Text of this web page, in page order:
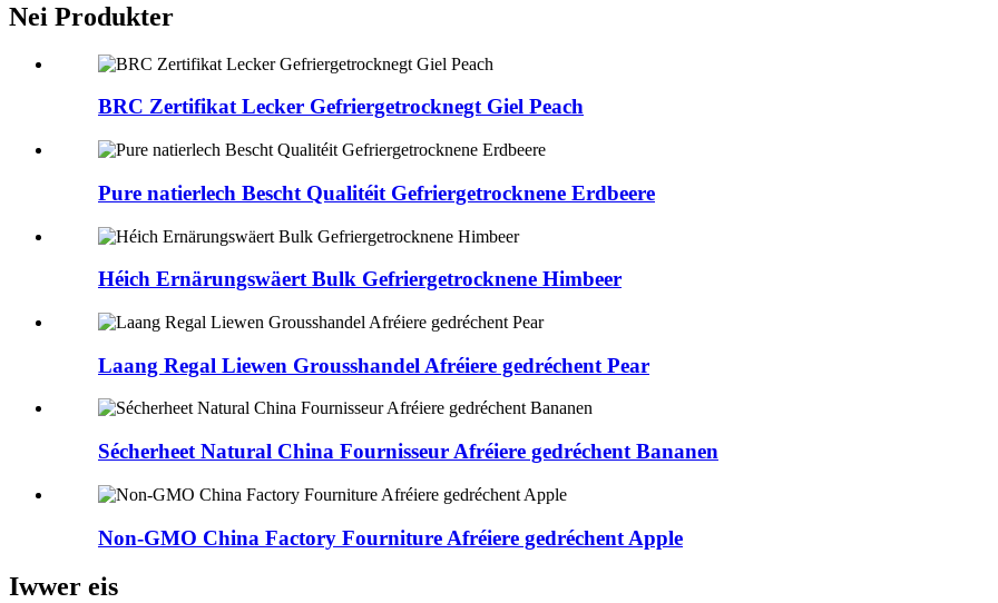
Nei Produkter
BRC Zertifikat Lecker Gefriergetrocknegt Giel Peach
Pure natierlech Bescht Qualitéit Gefriergetrocknene Erdbeere
Héich Ernärungswäert Bulk Gefriergetrocknene Himbeer
Laang Regal Liewen Grousshandel Afréiere gedréchent Pear
Sécherheet Natural China Fournisseur Afréiere gedréchent Bananen
Non-GMO China Factory Fourniture Afréiere gedréchent Apple
Iwwer eis